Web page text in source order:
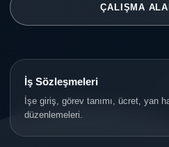
ÇALIŞMA
İş Sözleşmeleri
İşe giriş, görev tanımı, ücret, yan
düzenlemeleri.